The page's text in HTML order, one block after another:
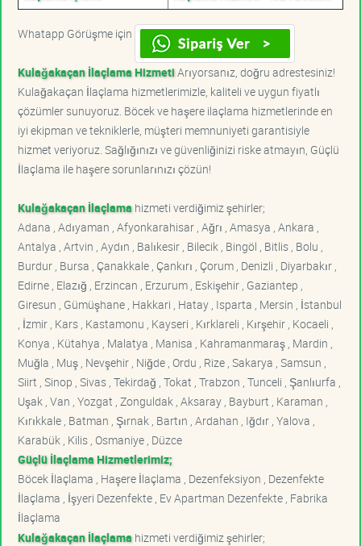
Whatapp Görüşme için
Kulağakaçan İlaçlama HizmetiArıyorsanız, doğru adrestesiniz!
Kulağakaçan İlaçlama hizmetlerimizle, kaliteli ve uygun fiyatlı
çözümler sunuyoruz. Böcek ve haşere ilaçlama hizmetlerinde en
iyi ekipman ve tekniklerle, müşteri memnuniyeti garantisiyle
hizmet veriyoruz. Sağlığınızı ve güvenliğinizi riske atmayın, Güçlü
İlaçlama ile haşere sorunlarınızı çözün!
Kulağakaçan İlaçlama hizmeti verdiğimiz şehirler;
Adana , Adıyaman , Afyonkarahisar , Ağrı , Amasya , Ankara ,
Antalya , Artvin , Aydın , Balıkesir , Bilecik , Bingöl , Bitlis , Bolu ,
Burdur , Bursa , Çanakkale , Çankırı , Çorum , Denizli , Diyarbakır ,
Edirne , Elazığ , Erzincan , Erzurum , Eskişehir , Gaziantep ,
Giresun , Gümüşhane , Hakkari , Hatay , Isparta , Mersin , İstanbul
, İzmir , Kars , Kastamonu , Kayseri , Kırklareli , Kırşehir , Kocaeli ,
Konya , Kütahya , Malatya , Manisa , Kahramanmaraş , Mardin ,
Muğla , Muş , Nevşehir , Niğde , Ordu , Rize , Sakarya , Samsun ,
Siirt , Sinop , Sivas , Tekirdağ , Tokat , Trabzon , Tunceli , Şanlıurfa ,
Uşak , Van , Yozgat , Zonguldak , Aksaray , Bayburt , Karaman ,
Kırıkkale , Batman , Şırnak , Bartın , Ardahan , Iğdır , Yalova ,
Karabük , Kilis , Osmaniye , Düzce
Güçlü İlaçlama Hizmetlerimiz;
Böcek İlaçlama , Haşere İlaçlama , Dezenfeksiyon , Dezenfekte
İlaçlama , İşyeri Dezenfekte , Ev Apartman Dezenfekte , Fabrika
İlaçlama
Kulağakaçan İlaçlama hizmeti verdiğimiz şehirler;